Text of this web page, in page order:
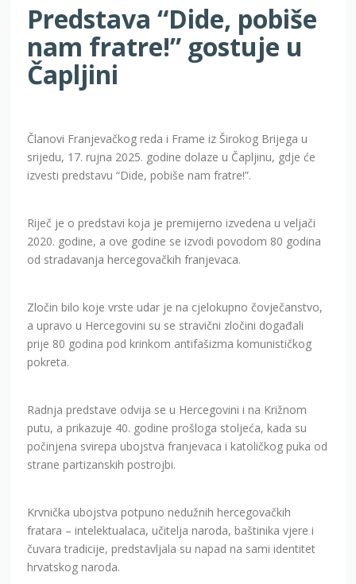
Predstava “Dide, pobiše
nam fratre!” gostuje u
Čapljini
Članovi Franjevačkog reda i Frame iz Širokog Brijega u
srijedu, 17. rujna 2025. godine dolaze u Čapljinu, gdje će
izvesti predstavu “Dide, pobiše nam fratre!”.
Riječ je o predstavi koja je premijerno izvedena u veljači
2020. godine, a ove godine se izvodi povodom 80 godina
od stradavanja hercegovačkih franjevaca.
Zločin bilo koje vrste udar je na cjelokupno čovječanstvo,
a upravo u Hercegovini su se stravični zločini događali
prije 80 godina pod krinkom antifašizma komunističkog
pokreta.
Radnja predstave odvija se u Hercegovini i na Križnom
putu, a prikazuje 40. godine prošloga stoljeća, kada su
počinjena svirepa ubojstva franjevaca i katoličkog puka od
strane partizanskih postrojbi.
Krvnička ubojstva potpuno nedužnih hercegovačkih
fratara – intelektualaca, učitelja naroda, baštinika vjere i
čuvara tradicije, predstavljala su napad na sami identitet
hrvatskog naroda.